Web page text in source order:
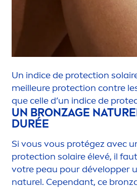
Un indice de protection
meilleure protection contre
que celle d’un indice de
UN BRONZAGE
DURÉE
Si vous vous protégez avec
protection solaire élevé, il
votre peau pour développer
naturel. Cependant, ce